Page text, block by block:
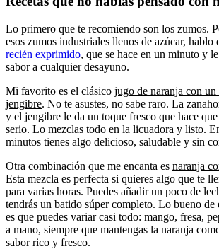
Lo primero que te recomiendo son los zumos.
esos zumos industriales llenos de azúcar, hablo
recién exprimido, que se hace en un minuto y
sabor a cualquier desayuno.
Mi favorito es el clásico jugo de naranja con
jengibre. No te asustes, no sabe raro. La
y el jengibre le da un toque fresco que hace que
serio. Lo mezclas todo en la licuadora y listo.
minutos tienes algo delicioso, saludable y sin
Otra combinación que me encanta es naranja
Esta mezcla es perfecta si quieres algo que te
para varias horas. Puedes añadir un poco de
tendrás un batido súper completo. Lo bueno de
es que puedes variar casi todo: mango, fresa,
a mano, siempre que mantengas la naranja
sabor rico y fresco.